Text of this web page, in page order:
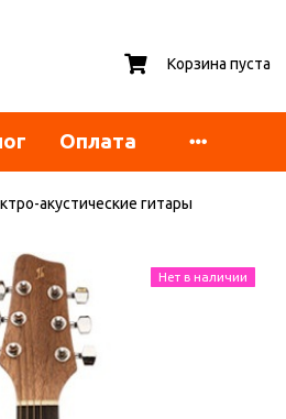
Корзина пуста
Оплата
акустические гитары
Нет в наличии